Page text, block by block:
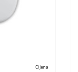
Cijena